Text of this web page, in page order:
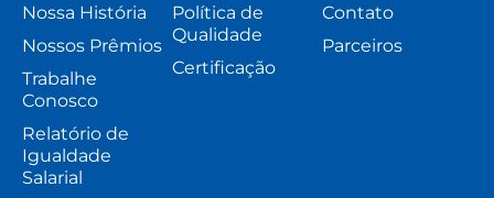
Nossa História
Nossos Prêmios
Trabalhe
Conosco
Relatório de
Igualdade
Salarial
Política de
Qualidade
Certificação
Contato
Parceiros